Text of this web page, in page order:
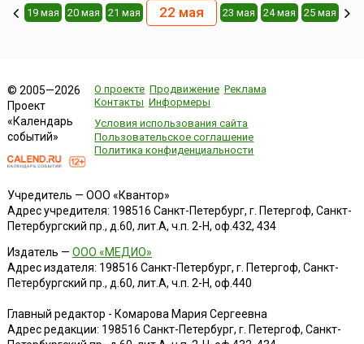
19 мая 20 мая 21 мая 22 мая 23 мая 24 мая 25 мая
© 2005—2026
Проект
«Календарь
событий»
О проекте Продвижение Реклама
Контакты Информеры
Условия использования сайта
Пользовательское соглашение
Политика конфиденциальности
Учредитель — ООО «Квантор»
Адрес учредителя: 198516 Санкт-Петербург, г. Петергоф, Санкт-
Петербургский пр., д.60, лит.А, ч.п. 2-Н, оф.432, 434
Издатель — ООО «МЕДИО»
Адрес издателя: 198516 Санкт-Петербург, г. Петергоф, Санкт-
Петербургский пр., д.60, лит.А, ч.п. 2-Н, оф.440
Главный редактор - Комарова Мария Сергеевна
Адрес редакции: 198516 Санкт-Петербург, г. Петергоф, Санкт-